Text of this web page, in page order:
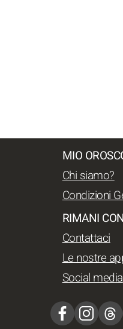
MIO
Chi siamo?
Condizioni
RIMANI
Contattaci
Le nostre
Social media